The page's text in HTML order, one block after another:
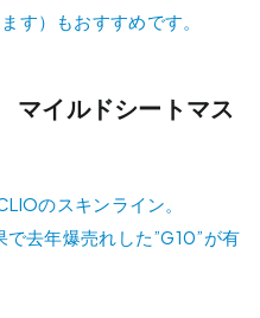
す）もおすすめです。
イルドシートマス
のスキンライン。
で去年爆売れした”G10”が有